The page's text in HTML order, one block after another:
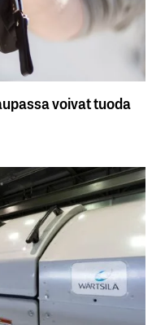
voivat tuoda